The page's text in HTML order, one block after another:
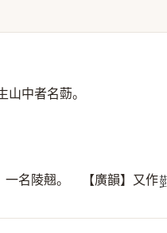
中者名葝。
一名陵翹。 【廣韻】又作𦳲